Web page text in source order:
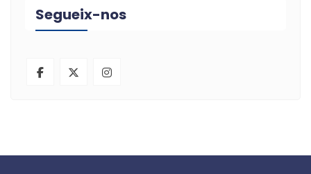
Segueix-nos